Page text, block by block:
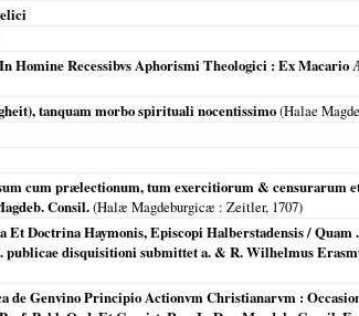
Homine Recessibvs Aphorismi Theologici : Ex
tanquam morbo spirituali nocentissimo(Halae
cum prælectionum, tum exercitiorum & censurarum
Consil.(Halæ Magdeburgicæ : Zeitler, 1707)
Doctrina Haymonis, Episcopi Halberstadensis /
disquisitioni submittet a. & R. Wilhelmus
de Genvino Principio Actionvm Christianarvm :